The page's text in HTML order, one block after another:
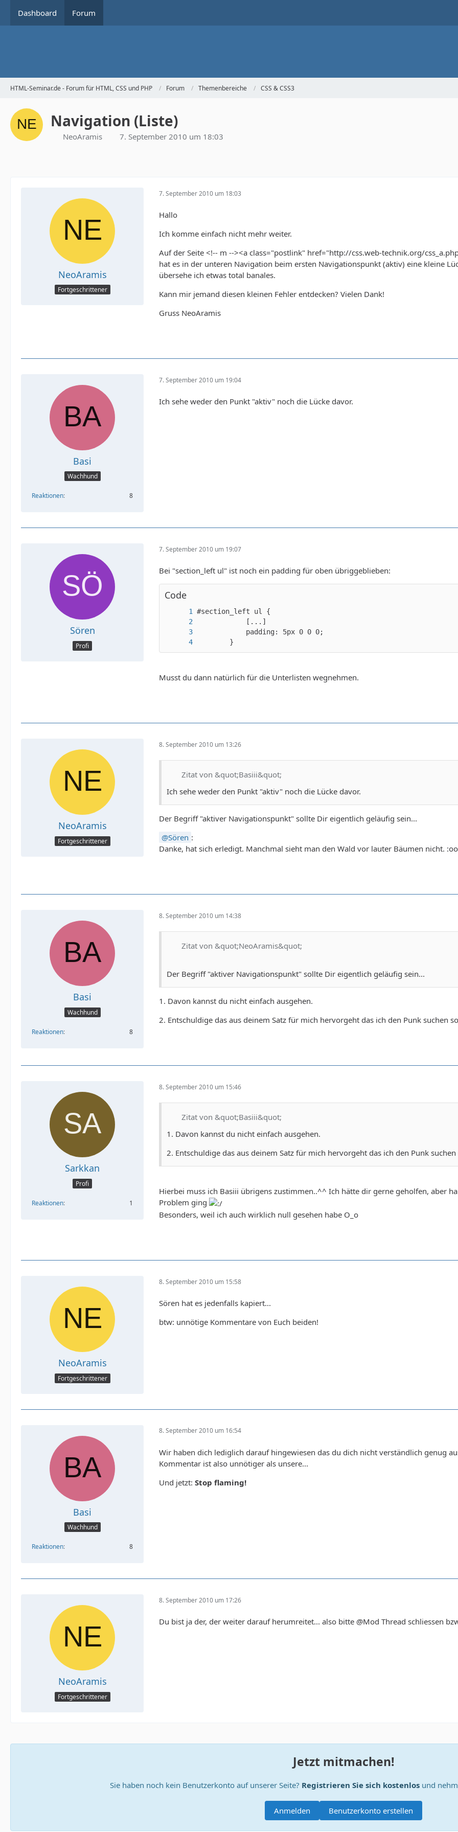
Dashboard Forum
HTML-Seminar.de - Forum für HTML, CSS und PHP Forum Themenbereiche CSS & CSS3
Navigation (Liste)
NeoAramis 7. September 2010 um 18:03
NeoAramis
Fortgeschrittener
7. September 2010 um 18:03
Hallo
Ich komme einfach nicht mehr weiter.
Auf der Seite <!-- m --><a class="postlink" href="http://css.web-technik.org/
hat es in der unteren Navigation beim ersten Navigationspunkt (aktiv) eine kleine
übersehe ich etwas total banales.
Kann mir jemand diesen kleinen Fehler entdecken? Vielen Dank!
Gruss NeoAramis
Basi
Wachhund
Reaktionen 8
7. September 2010 um 19:04
Ich sehe weder den Punkt "aktiv" noch die Lücke davor.
Sören
Profi
7. September 2010 um 19:07
Bei "section_left ul" ist noch ein padding für oben übriggeblieben:
Code
		}
Musst du dann natürlich für die Unterlisten wegnehmen.
NeoAramis
Fortgeschrittener
8. September 2010 um 13:26
Zitat von &quot;Basiii&quot;
Ich sehe weder den Punkt "aktiv" noch die Lücke davor.
Der Begriff "aktiver Navigationspunkt" sollte Dir eigentlich geläufig sein...
Sören :
Danke, hat sich erledigt. Manchmal sieht man den Wald vor lauter Bäumen nicht.
Basi
Wachhund
Reaktionen 8
8. September 2010 um 14:38
Zitat von &quot;NeoAramis&quot;
Der Begriff "aktiver Navigationspunkt" sollte Dir eigentlich geläufig sein...
1. Davon kannst du nicht einfach ausgehen.
2. Entschuldige das aus deinem Satz für mich hervorgeht das ich den Punk suchen
Sarkkan
Profi
Reaktionen 1
8. September 2010 um 15:46
Zitat von &quot;Basiii&quot;
1. Davon kannst du nicht einfach ausgehen.
2. Entschuldige das aus deinem Satz für mich hervorgeht das ich den Punk
Hierbei muss ich Basiii übrigens zustimmen..^^ Ich hätte dir gerne geholfen, aber
Problem ging
Besonders, weil ich auch wirklich null gesehen habe O_o
NeoAramis
Fortgeschrittener
8. September 2010 um 15:58
Sören hat es jedenfalls kapiert...
btw: unnötige Kommentare von Euch beiden!
Basi
Wachhund
Reaktionen 8
8. September 2010 um 16:54
Wir haben dich lediglich darauf hingewiesen das du dich nicht verständlich genug
Kommentar ist also unnötiger als unsere...
Und jetzt: Stop flaming!
NeoAramis
Fortgeschrittener
8. September 2010 um 17:26
Du bist ja der, der weiter darauf herumreitet... also bitte @Mod Thread schliessen
Jetzt mitmachen!
Sie haben noch kein Benutzerkonto auf unserer Seite? Registrieren Sie sich kostenlos und
Benutzerkonto erstellen
Anmelden